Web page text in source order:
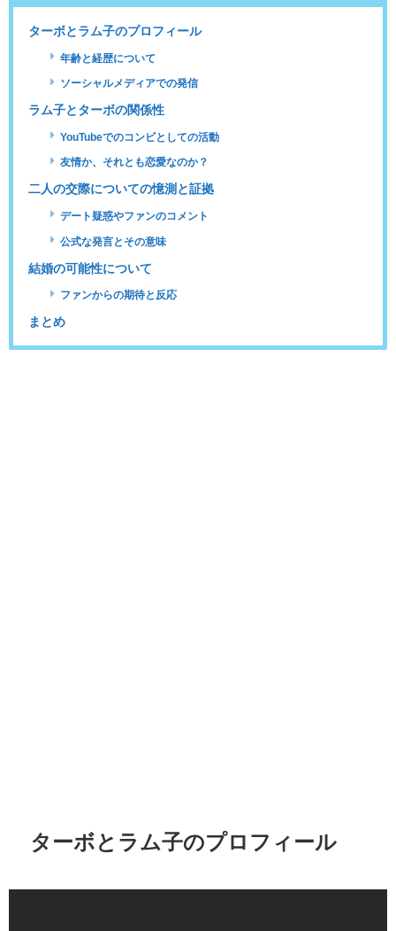
ターボとラム子のプロフィール
年齢と経歴について
ソーシャルメディアでの発信
ラム子とターボの関係性
YouTubeでのコンビとしての活動
友情か、それとも恋愛なのか？
二人の交際についての憶測と証拠
デート疑惑やファンのコメント
公式な発言とその意味
結婚の可能性について
ファンからの期待と反応
まとめ
ターボとラム子のプロフィール